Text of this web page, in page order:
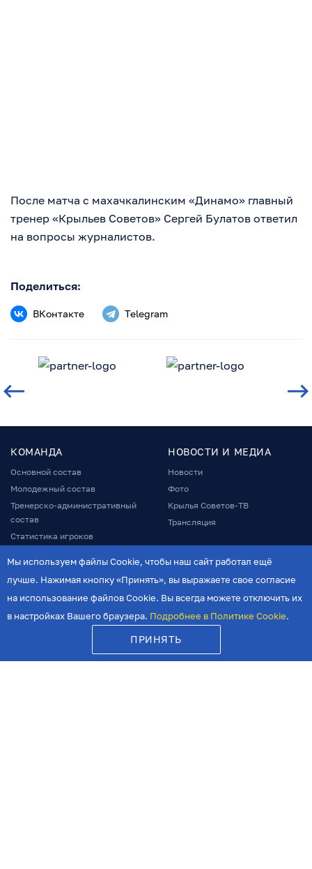
После матча с махачкалинским «Динамо» главный
тренер «Крыльев Советов» Сергей Булатов ответил
на вопросы журналистов.
Поделиться:
ВКонтакте Telegram
КОМАНДА
Основной состав
Молодежный состав
Тренерско-административный
состав
Статистика игроков
НОВОСТИ И МЕДИА
Новости
Фото
Крылья Советов-ТВ
Трансляция
МАТЧИ
БИЛЕТЫ
ЕЩЕ
Руководство
Фонд поддержки
Спонсоры и партнеры
Стадион
Мы используем файлы Cookie, чтобы наш сайт работал ещё
лучше. Нажимая кнопку «Принять», вы выражаете свое согласие
на использование файлов Cookie. Вы всегда можете отключить их
в настройках Вашего браузера. Подробнее в Политике Cookie.
ПРИНЯТЬ